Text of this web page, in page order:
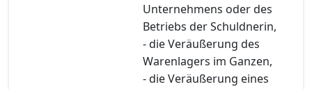
Unternehmens oder des
Betriebs der Schuldnerin,
- die Veräußerung des
Warenlagers im Ganzen,
- die Veräußerung eines